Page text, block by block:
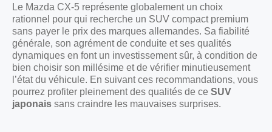
Le Mazda CX-5 représente globalement un choix
rationnel pour qui recherche un SUV compact premium
sans payer le prix des marques allemandes. Sa fiabilité
générale, son agrément de conduite et ses qualités
dynamiques en font un investissement sûr, à condition de
bien choisir son millésime et de vérifier minutieusement
l’état du véhicule. En suivant ces recommandations, vous
pourrez profiter pleinement des qualités de ce SUV
japonais sans craindre les mauvaises surprises.